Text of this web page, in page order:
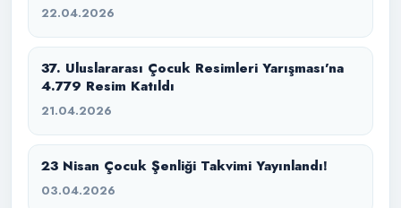
22.04.2026
37. Uluslararası Çocuk Resimleri Yarışması’na
4.779 Resim Katıldı
21.04.2026
23 Nisan Çocuk Şenliği Takvimi Yayınlandı!
03.04.2026